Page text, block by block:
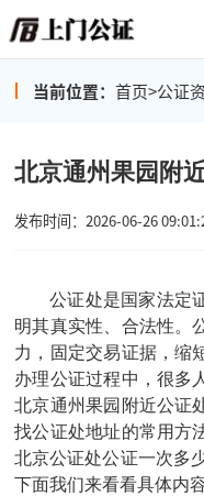
当前位置： 首页>公证
北京通州果园附
发布时间：2026-06-26
公证处是国家法定
明其真实性、合法性。
力，固定交易证据，缩
办理公证过程中，很多
北京通州果园附近公证
找公证处地址的常用方
北京公证处公证一次多
下面我们来看看具体内容